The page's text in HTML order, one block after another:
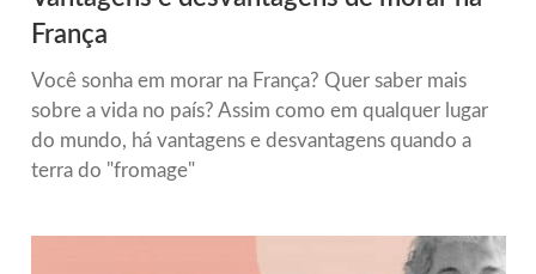
França
Você sonha em morar na França? Quer saber mais
sobre a vida no país? Assim como em qualquer lugar
do mundo, há vantagens e desvantagens quando a
terra do "fromage"